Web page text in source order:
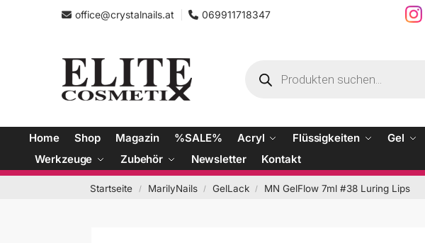
office@crystalnails.at 069911718347
Home Shop Magazin %SALE% Acryl Flüssigkeiten Gel
Werkzeuge
Zubehör Newsletter Kontakt
Startseite / MarilyNails / GelLack / MN GelFlow 7ml #38 Luring Lips